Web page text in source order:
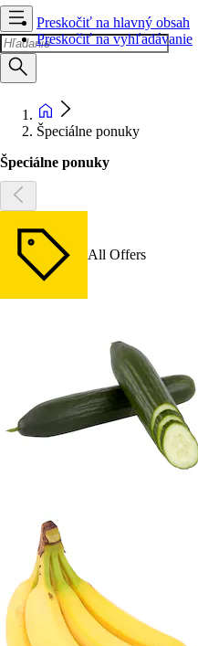
Preskočiť na hlavný obsah
Preskočiť na vyhľadávanie
Špeciálne ponuky
Špeciálne ponuky
All Offers